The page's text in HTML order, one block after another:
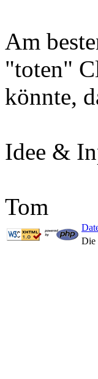
Am
"toten"
könnte,
Idee &
Tom
Die